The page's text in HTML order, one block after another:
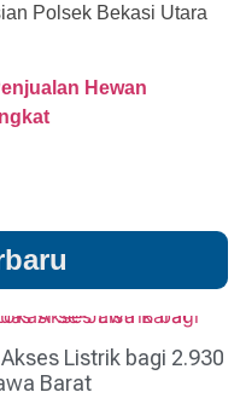
Polsek Bekasi Utara
Hewan
Listrik bagi 2.930
Barat